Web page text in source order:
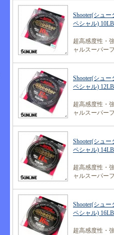
Shooter(シュー
ペシャル)
超高感度性・
ャルスーパー
Shooter(シュー
ペシャル)
超高感度性・
ャルスーパー
Shooter(シュー
ペシャル)
超高感度性・
ャルスーパー
Shooter(シュー
ペシャル)
超高感度性・